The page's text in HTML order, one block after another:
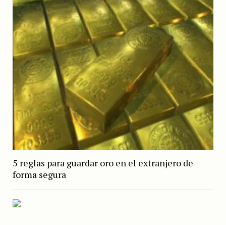
5 reglas para guardar oro en el extranjero de
forma segura